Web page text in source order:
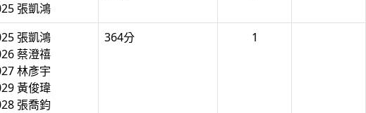
張凱鴻
張凱鴻
蔡澄禧
林彥宇
黃俊瑋
張喬鈞
364分 1